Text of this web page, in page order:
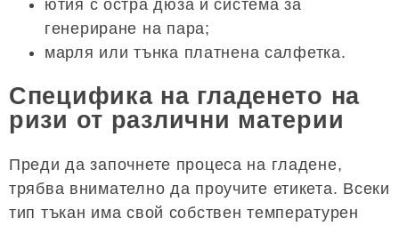
ютия с остра дюза и система за
генериране на пара;
марля или тънка платнена салфетка.
Специфика на гладенето на
ризи от различни материи
Преди да започнете процеса на гладене,
трябва внимателно да проучите етикета. Всеки
тип тъкан има свой собствен температурен